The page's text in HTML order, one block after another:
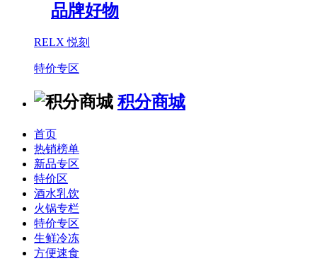
品牌好物
RELX 悦刻
特价专区
积分商城
首页
热销榜单
新品专区
特价区
酒水乳饮
火锅专栏
特价专区
生鲜冷冻
方便速食